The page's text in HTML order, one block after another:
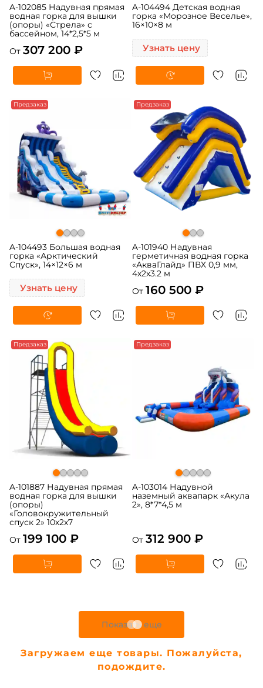
A-102085 Надувная прямая
водная горка для вышки
(опоры) «Стрела» с
бассейном, 14*2,5*5 м
От 307 200 ₽
A-104494 Детская водная
горка «Морозное Веселье»,
16×10×8 м
Узнать цену
Предзаказ
A-104493 Большая водная
горка «Арктический
Спуск», 14×12×6 м
Узнать цену
Предзаказ
A-101940 Надувная
герметичная водная горка
«АкваГлайд» ПВХ 0,9 мм,
4х2х3.2 м
От 160 500 ₽
Предзаказ
A-101887 Надувная прямая
водная горка для вышки
(опоры)
«Головокружительный
спуск 2» 10х2х7
От 199 100 ₽
Предзаказ
A-103014 Надувной
наземный аквапарк «Акула
2», 8*7*4,5 м
От 312 900 ₽